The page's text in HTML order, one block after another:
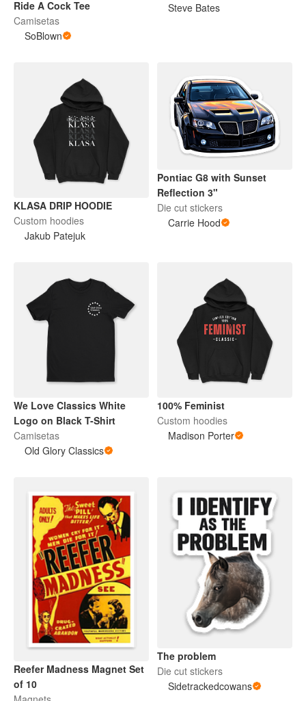
Ride A Cock Tee
Camisetas
SoBlown
Steve Bates
KLASA DRIP HOODIE
Custom hoodies
Jakub Patejuk
Pontiac G8 with Sunset
Reflection 3"
Die cut stickers
Carrie Hood
We Love Classics White
Logo on Black T-Shirt
Camisetas
Old Glory Classics
100% Feminist
Custom hoodies
Madison Porter
Reefer Madness Magnet Set
of 10
The problem
Die cut stickers
Sidetrackedcowans